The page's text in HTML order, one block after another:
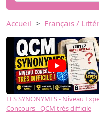
Accueil Français /
LES SYNONYMES - Niveau
Concours - QCM très difficile